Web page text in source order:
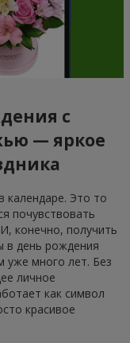
с
— яркое
календаре. Это то
почувствовать
конечно, получить
в день рождения
уже много лет. Без
личное
как символ
красивое